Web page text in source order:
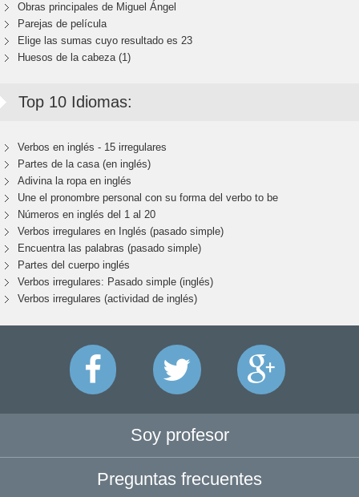
Obras principales de Miguel Ángel
Parejas de película
Elige las sumas cuyo resultado es 23
Huesos de la cabeza (1)
Top 10 Idiomas:
Verbos en inglés - 15 irregulares
Partes de la casa (en inglés)
Adivina la ropa en inglés
Une el pronombre personal con su forma del verbo to be
Números en inglés del 1 al 20
Verbos irregulares en Inglés (pasado simple)
Encuentra las palabras (pasado simple)
Partes del cuerpo inglés
Verbos irregulares: Pasado simple (inglés)
Verbos irregulares (actividad de inglés)
Soy profesor
Preguntas frecuentes